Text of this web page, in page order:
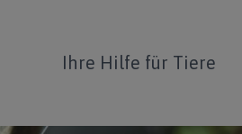
Ihre Hilfe für Tiere